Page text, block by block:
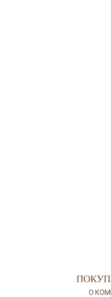
О